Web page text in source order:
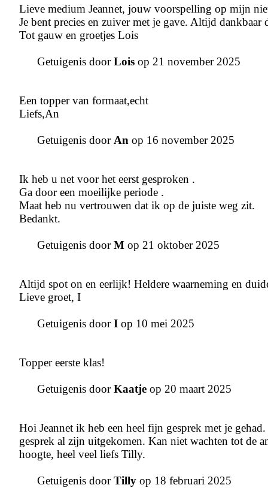
Lieve medium Jeannet, jouw voorspelling op mijn
Je bent precies en zuiver met je gave. Altijd dankbaar
Tot gauw en groetjes Lois
Getuigenis doorLois op 21 november 2025
Een topper van formaat,echt
Liefs,An
Getuigenis doorAn op 16 november 2025
Ik heb u net voor het eerst gesproken .
Ga door een moeilijke periode .
Maat heb nu vertrouwen dat ik op de juiste weg zit.
Bedankt.
Getuigenis doorM op 21 oktober 2025
Altijd spot on en eerlijk! Heldere waarneming en
Lieve groet, I
Getuigenis doorI op 10 mei 2025
Topper eerste klas!
Getuigenis doorKaatje op 20 maart 2025
Hoi Jeannet ik heb een heel fijn gesprek met je
gesprek al zijn uitgekomen. Kan niet wachten tot de
hoogte, heel veel liefs Tilly.
Getuigenis doorTilly op 18 februari 2025